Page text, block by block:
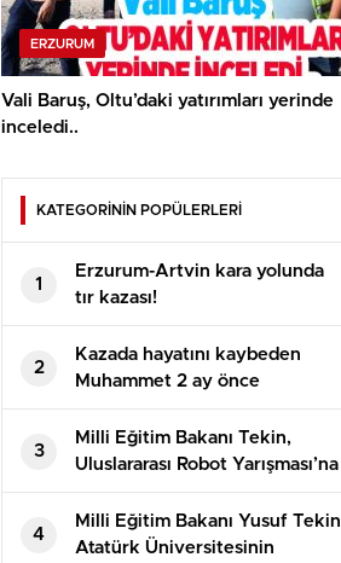
ERZURUM
Vali Baruş, Oltu’daki yatırımları yerinde
inceledi..
KATEGORİNİN POPÜLERLERİ
1
Erzurum-Artvin kara yolunda
tır kazası!
2
Kazada hayatını kaybeden
Muhammet 2 ay önce
evlenmişti!
3
Milli Eğitim Bakanı Tekin,
Uluslararası Robot Yarışması’na
katılan öğrencilerle bir araya
geldi
4
Milli Eğitim Bakanı Yusuf Tekin
Atatürk Üniversitesinin